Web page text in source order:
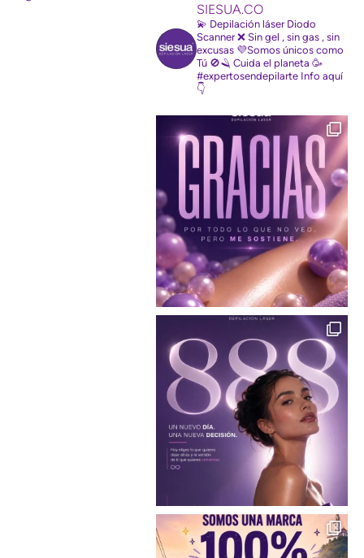
💫 Depilación láser Diodo
Scanner ❌ Sin gel , sin gas , sin
excusas💜Somos únicos como
Tú🚫🪒 Cuida el planeta🥳
#expertosendepilarte Info aquí